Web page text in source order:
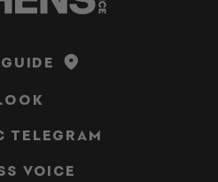
TELEGRAM
VOICE